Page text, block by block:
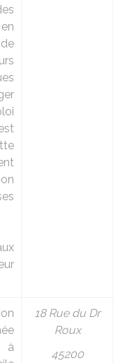
à
18 Rue du Dr
Roux
45200